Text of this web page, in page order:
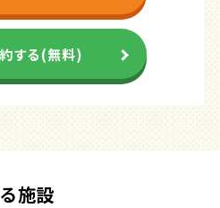
する(無料)
施設